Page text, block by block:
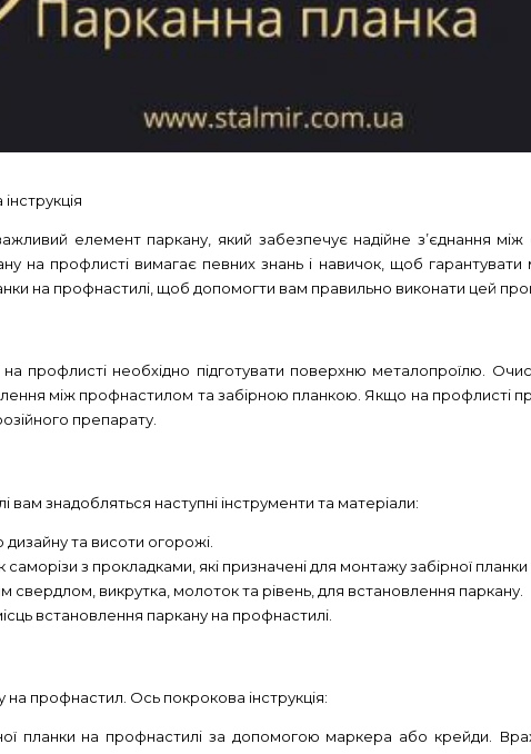
елемент паркану, який забезпечує надійне з’єднання
на профлисті вимагає певних знань і навичок, щоб гарантувати
на профнастилі, щоб допомогти вам правильно виконати цей
профлисті необхідно підготувати поверхню металопроїлю.
між профнастилом та забірною планкою. Якщо на профлисті
препарату.
знадобляться наступні інструменти та матеріали:
дизайну та висоти огорожі.
саморізи з прокладками, які призначені для монтажу забірної
свердлом, викрутка, молоток та рівень, для встановлення паркану.
встановлення паркану на профнастилі.
профнастил. Ось покрокова інструкція:
планки на профнастилі за допомогою маркера або крейди.